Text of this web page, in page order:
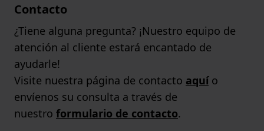
Contacto
¿Tiene alguna pregunta? ¡Nuestro equipo de
atención al cliente estará encantado de
ayudarle!
Visite nuestra página de contacto aquío
envíenos su consulta a través de
nuestro formulario de contacto.